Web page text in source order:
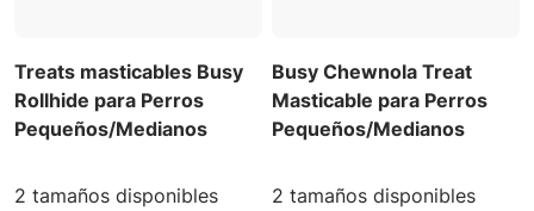
Treats masticables Busy
Rollhide para Perros
Pequeños/Medianos
2 tamaños disponibles
Busy Chewnola Treat
Masticable para Perros
Pequeños/Medianos
2 tamaños disponibles